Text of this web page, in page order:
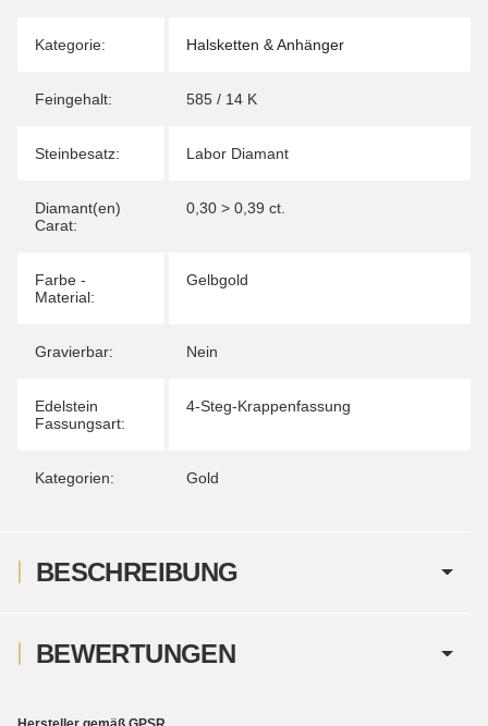
Kategorie: Halsketten & Anhänger
Feingehalt: 585 / 14 K
Steinbesatz: Labor Diamant
Diamant(en)
Carat:
0,30 > 0,39 ct.
Farbe -
Material:
Gelbgold
Gravierbar: Nein
Edelstein
Fassungsart:
4-Steg-Krappenfassung
Kategorien: Gold
BESCHREIBUNG
BEWERTUNGEN